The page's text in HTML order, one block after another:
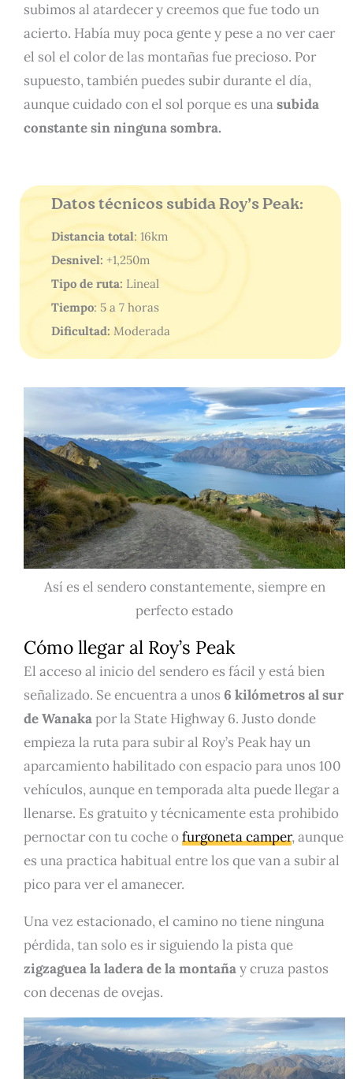
subimos al atardecer y creemos que fue todo un
acierto. Había muy poca gente y pese a no ver caer
el sol el color de las montañas fue precioso. Por
supuesto, también puedes subir durante el día,
aunque cuidado con el sol porque es unasubida
constante sin ninguna sombra.
Datos técnicos subida Roy’s Peak:
Distancia total: 16km
Desnivel: +1,250m
Tipo de ruta: Lineal
Tiempo: 5 a 7 horas
Dificultad: Moderada
Así es el sendero constantemente, siempre en
perfecto estado
Cómo llegar al Roy’s Peak
El acceso al inicio del sendero es fácil y está bien
señalizado. Se encuentra a unos 6 kilómetros al sur
de Wanakapor la State Highway 6. Justo donde
empieza la ruta para subir al Roy’s Peak hay un
aparcamiento habilitado con espacio para unos 100
vehículos, aunque en temporada alta puede llegar a
llenarse. Es gratuito y técnicamente esta prohibido
pernoctar con tu coche ofurgoneta camper, aunque
es una practica habitual entre los que van a subir al
pico para ver el amanecer.
Una vez estacionado, el camino no tiene ninguna
pérdida, tan solo es ir siguiendo la pista que
zigzaguea la ladera de la montañay cruza pastos
con decenas de ovejas.